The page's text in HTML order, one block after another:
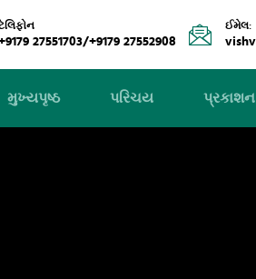
27551703/+9179 27552908
ઈમેલ:
મુખ્યપૃષ્ઠ પરિચય પ્રકાશન